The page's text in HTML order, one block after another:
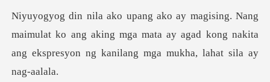
mulat ko ang aking mga mata ay agad kong nakita
ang eks